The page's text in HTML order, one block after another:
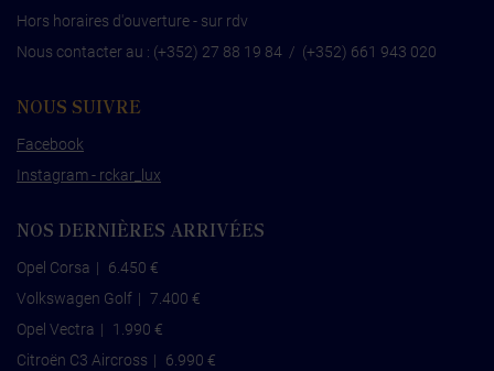
Hors horaires d'ouverture - sur rdv
Nous contacter au : (+352) 27 88 19 84 / (+352) 661 943 020
NOUS SUIVRE
Facebook
Instagram - rckar_lux
NOS DERNIÈRES ARRIVÉES
Opel Corsa |
6.450 €
Volkswagen Golf | 7.400 €
Opel Vectra |
1.990 €
Citroën C3 Aircross | 6.990 €